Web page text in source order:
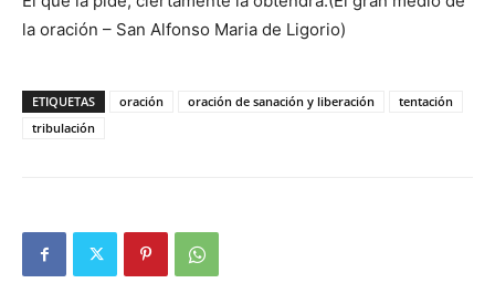
la oración – San Alfonso Maria de Ligorio)
ETIQUETAS oración oración de sanación y liberación
tentación
tribulación